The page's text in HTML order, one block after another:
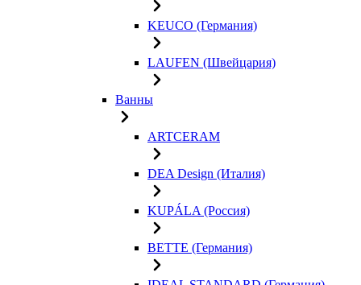
KEUCO (Германия)
LAUFEN (Швейцария)
Ванны
ARTCERAM
DEA Design (Италия)
KUPÁLA (Россия)
BETTE (Германия)